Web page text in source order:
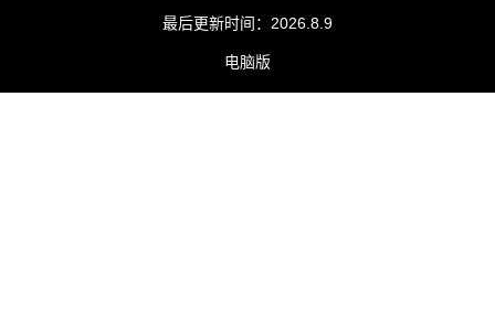
最后更新时间： 2026 8 9
电脑版